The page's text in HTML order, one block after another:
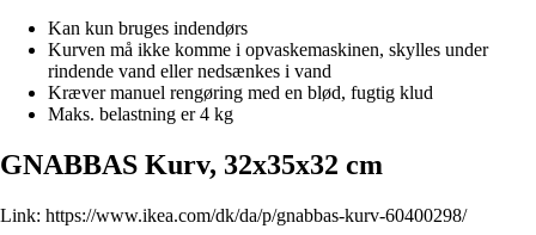
Kan kun bruges indendørs
Kurven må ikke komme i opvaskemaskinen, skylles under
rindende vand eller nedsænkes i vand
Kræver manuel rengøring med en blød, fugtig klud
Maks. belastning er 4 kg
GNABBAS Kurv, 32x35x32 cm
Link: https://www.ikea.com/dk/da/p/gnabbas-kurv-60400298/